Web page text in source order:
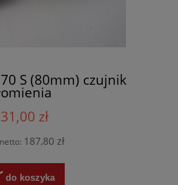
S (80mm) czujnik
zł
187,80 zł
do koszyka